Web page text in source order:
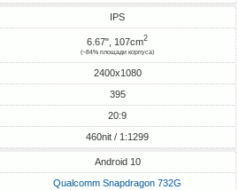
IPS
6.67", 107cm2
(~84% площади корпуса)
2400x1080
395
20:9
460nit / 1:1299
Android 10
Qualcomm Snapdragon 732G